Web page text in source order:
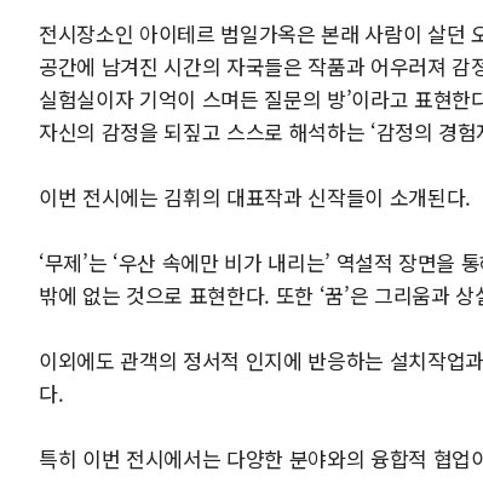
전시장소인 아이테르 범일가옥은 본래 사람이 살던
공간에 남겨진 시간의 자국들은 작품과 어우러져
실험실이자 기억이 스며든 질문의 방’이라고 표현
자신의 감정을 되짚고 스스로 해석하는 ‘감정의 경험
이번 전시에는 김휘의 대표작과 신작들이 소개된다.
‘무제’는 ‘우산 속에만 비가 내리는’ 역설적 장면
밖에 없는 것으로 표현한다. 또한 ‘꿈’은 그리움과
이외에도 관객의 정서적 인지에 반응하는 설치작업
다.
특히 이번 전시에서는 다양한 분야와의 융합적 협업